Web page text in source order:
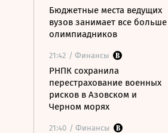
Бюджетные места ведущих
вузов занимает все больше
олимпиадников
21:42 / Финансы
РНПК сохранила
перестрахование военных
рисков в Азовском и
Черном морях
21:40 / Финансы